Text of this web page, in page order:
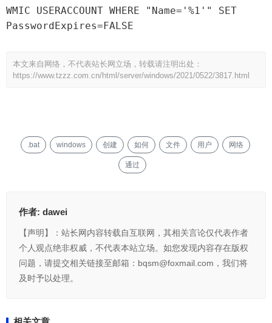
WMIC USERACCOUNT WHERE "Name='%1'" SET
PasswordExpires=FALSE
本文来自网络，不代表站长网立场，转载请注明出处：
https://www.tzzz.com.cn/html/server/windows/2021/0522/3817.html
.bat windows 创建 如何 文件 用户 网络
通过
作者: dawei
【声明】：站长网内容转载自互联网，其相关言论仅代表作者
个人观点绝非权威，不代表本站立场。如您发现内容存在版权
问题，请提交相关链接至邮箱：bqsm@foxmail.com，我们将
及时予以处理。